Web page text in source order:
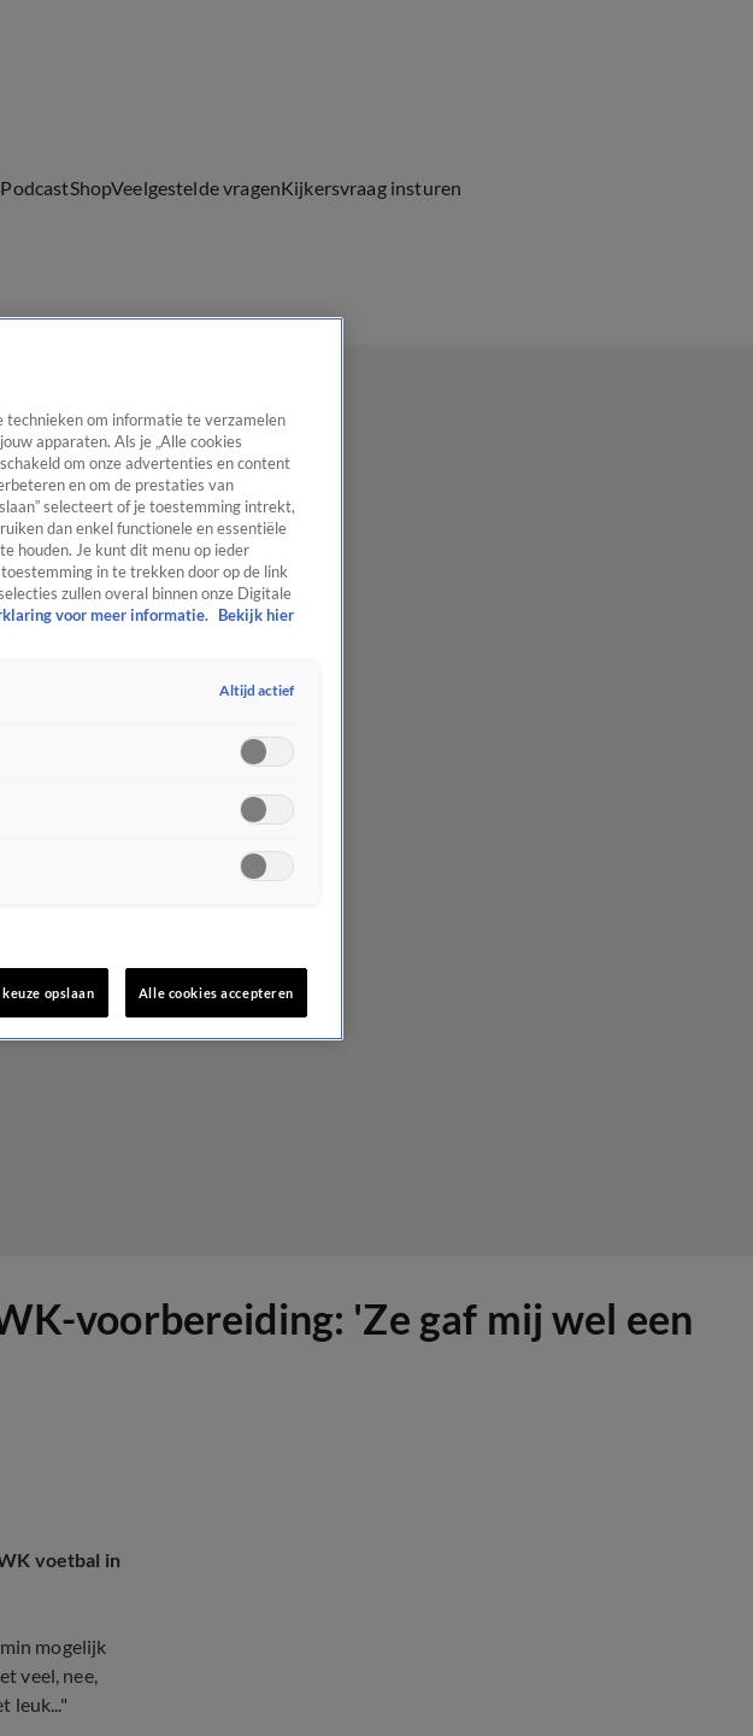
PodcastShopVeelgestelde vragenKijkersvraag insturen
voorbereiding: 'Ze gaf mij wel een
voetbal in
mogelijk
veel, nee,
leuk..."
om informatie te verzamelen
apparaten. Als je „Alle cookies
om onze advertenties en content
en om de prestaties van
selecteert of je toestemming intrekt,
dan enkel functionele en essentiële
houden. Je kunt dit menu op ieder
in te trekken door op de link
zullen overal binnen onze Digitale
voor meer informatie.
Bekijk hier
Altijd actief
opslaan Alle cookies accepteren